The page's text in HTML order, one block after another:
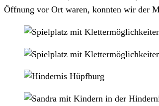
Öffnung vor Ort waren, konnten wir der